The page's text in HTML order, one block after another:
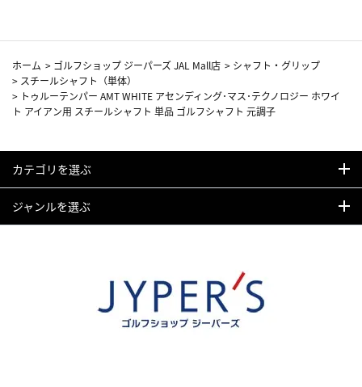
ホーム > ゴルフショップ ジーパーズ JAL Mall店 > シャフト・グリップ
> スチールシャフト（単体）
> トゥルーテンパー AMT WHITE アセンディング･マス･テクノロジー ホワイ
ト アイアン用 スチールシャフト 単品 ゴルフシャフト 元調子
カテゴリを選ぶ
ジャンルを選ぶ